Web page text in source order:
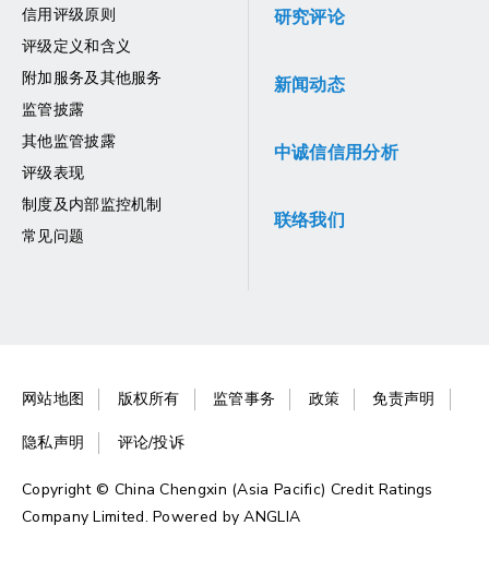
信用评级原则
评级定义和含义
附加服务及其他服务
监管披露
其他监管披露
评级表现
制度及内部监控机制
常见问题
研究评论
新闻动态
中诚信信用分析
联络我们
网站地图 版权所有 监管事务 政策 免责声明
隐私声明 评论/投诉
Copyright © China Chengxin (Asia Pacific) Credit Ratings
Company Limited. Powered byANGLIA